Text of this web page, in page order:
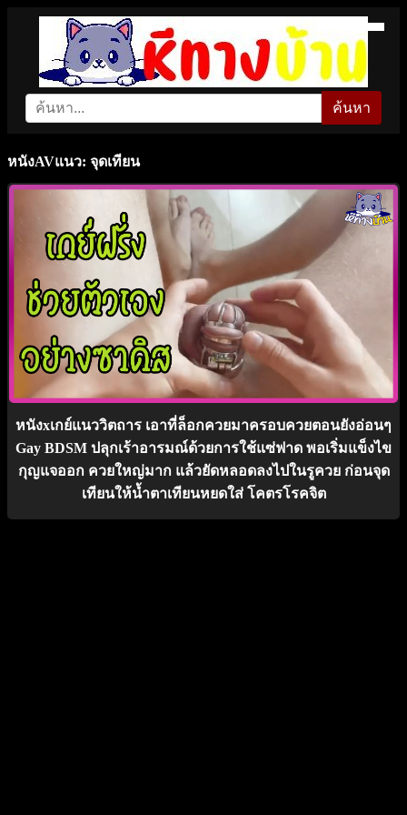
ค้นหา
หนังAVแนว: จุดเทียน
หนังxเกย์แนววิตถาร เอาที่ล็อกควยมาครอบควยตอนยังอ่อนๆ
Gay BDSM ปลุกเร้าอารมณ์ด้วยการใช้แซ่ฟาด พอเริ่มแข็งไข
กุญแจออก ควยใหญ่มาก แล้วยัดหลอดลงไปในรูควย ก่อนจุด
เทียนให้น้ำตาเทียนหยดใส่ โคตรโรคจิต